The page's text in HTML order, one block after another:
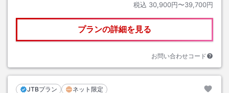
税込 30,900円〜39,700円
プランの詳細を見る
お問い合わせコード
JTBプラン ネット限定